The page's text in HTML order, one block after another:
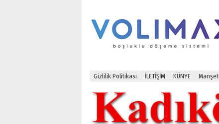
Gizlilik Politikası İLETİŞİM KÜNYE